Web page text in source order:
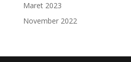
Maret 2023
November 2022